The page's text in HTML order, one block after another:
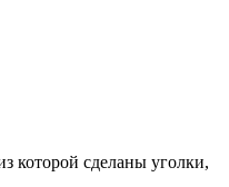
которой сделаны уголки,